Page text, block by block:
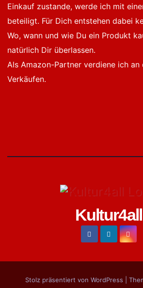
Einkauf zustande, werde ich mit
beteiligt. Für Dich entstehen dabei
Wo, wann und wie Du ein Produkt
natürlich Dir überlassen.
Als Amazon-Partner verdiene ich
Verkäufen.
Kultur4all
Stolz präsentiert von WordPress